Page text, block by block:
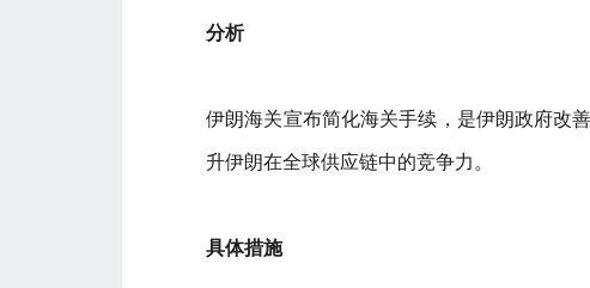
分析
伊朗海关宣布简化海关手续，是伊朗政府改
升伊朗在全球供应链中的竞争力。
具体措施